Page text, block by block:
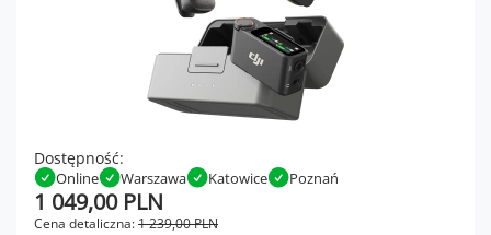
Dostępność:
Online Warszawa Katowice Poznań
Cena detaliczna:1 239,00 PLN
1 049,00 PLN